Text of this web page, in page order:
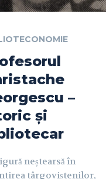
–
și
neștearsă în
târgoviștenilor,